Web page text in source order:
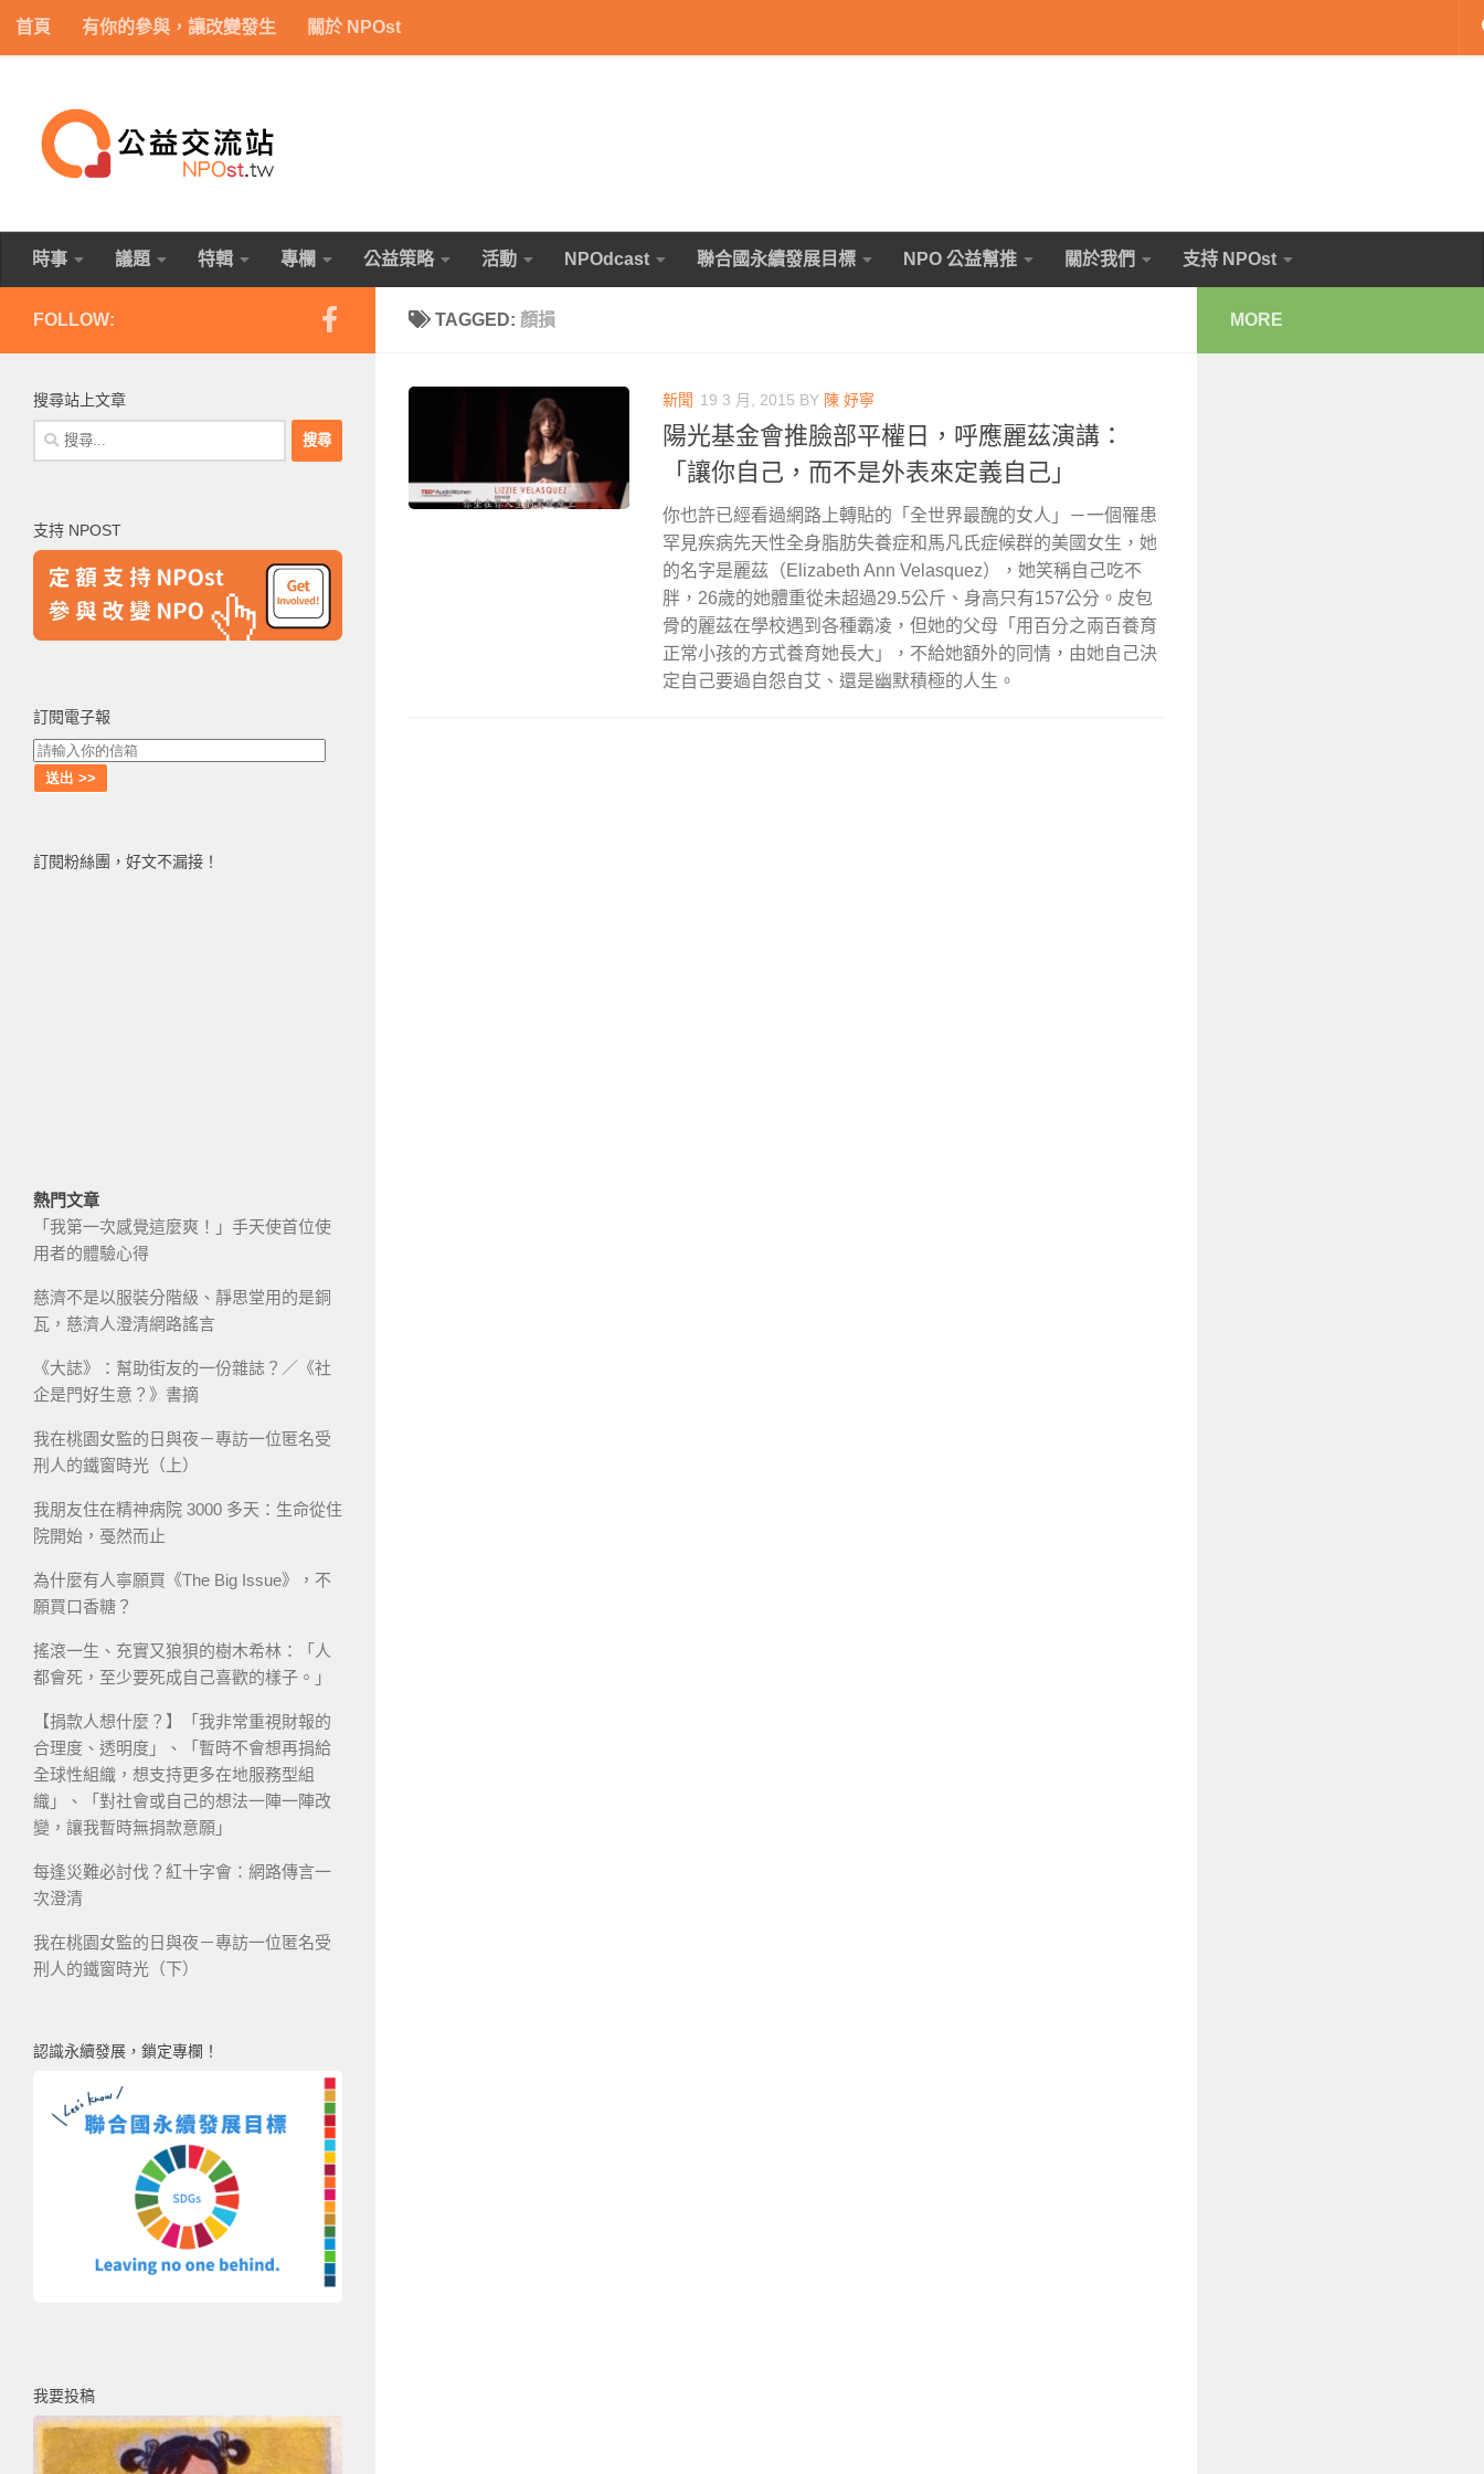
Skip to content
首頁 有你的參與，讓改變發生 關於 NPOst
時事 議題 特輯 專欄 公益策略 活動 NPOdcast 聯合國永續發展目標 NPO 公益幫推 關於我們 支持 NPOst
TAGGED: 顏損
新聞 19 3 月, 2015 BY 陳 妤寧
陽光基金會推臉部平權日，呼應麗茲演講：
「讓你自己，而不是外表來定義自己」
你也許已經看過網路上轉貼的「全世界最醜的女人」－一個罹患
罕見疾病先天性全身脂肪失養症和馬凡氏症候群的美國女生，她
的名字是麗茲（Elizabeth Ann Velasquez），她笑稱自己吃不
胖，26歲的她體重從未超過29.5公斤、身高只有157公分。皮包
骨的麗茲在學校遇到各種霸凌，但她的父母「用百分之兩百養育
正常小孩的方式養育她長大」，不給她額外的同情，由她自己決
定自己要過自怨自艾、還是幽默積極的人生。
FOLLOW:
搜尋站上文章
搜
尋
字:
支持 NPOST
訂閱電子報
訂閱粉絲團，好文不漏接！
熱門文章
「我第一次感覺這麼爽！」手天使首位使
用者的體驗心得
慈濟不是以服裝分階級、靜思堂用的是銅
瓦，慈濟人澄清網路謠言
《大誌》：幫助街友的一份雜誌？／《社
企是門好生意？》書摘
我在桃園女監的日與夜－專訪一位匿名受
刑人的鐵窗時光（上）
我朋友住在精神病院 3000 多天：生命從住
院開始，戞然而止
為什麼有人寧願買《The Big Issue》，不
願買口香糖？
搖滾一生、充實又狼狽的樹木希林：「人
都會死，至少要死成自己喜歡的樣子。」
【捐款人想什麼？】「我非常重視財報的
合理度、透明度」、「暫時不會想再捐給
全球性組織，想支持更多在地服務型組
織」、「對社會或自己的想法一陣一陣改
變，讓我暫時無捐款意願」
每逢災難必討伐？紅十字會：網路傳言一
次澄清
我在桃園女監的日與夜－專訪一位匿名受
刑人的鐵窗時光（下）
認識永續發展，鎖定專欄！
我要投稿
MORE